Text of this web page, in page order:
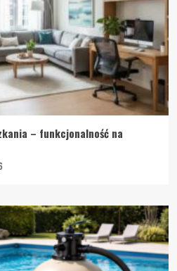
– funkcjonalność na